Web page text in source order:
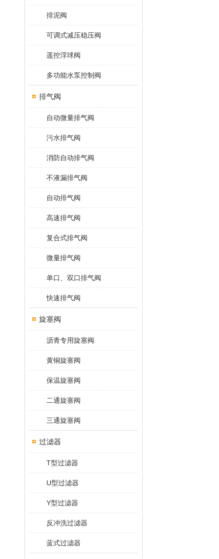
排泥阀
可调式减压稳压阀
遥控浮球阀
多功能水泵控制阀
排气阀
自动微量排气阀
污水排气阀
消防自动排气阀
不液漏排气阀
自动排气阀
高速排气阀
复合式排气阀
微量排气阀
单口、双口排气阀
快速排气阀
旋塞阀
沥青专用旋塞阀
黄铜旋塞阀
保温旋塞阀
二通旋塞阀
三通旋塞阀
过滤器
T型过滤器
U型过滤器
Y型过滤器
反冲洗过滤器
蓝式过滤器